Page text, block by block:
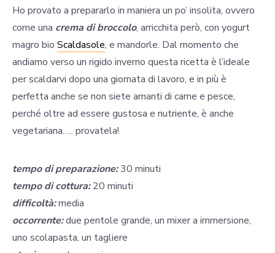
Ho provato a prepararlo in maniera un po’ insolita, ovvero
come una crema di broccolo, arricchita però, con yogurt
magro bio Scaldasole, e mandorle. Dal momento che
andiamo verso un rigido inverno questa ricetta è l’ideale
per scaldarvi dopo una giornata di lavoro, e in più è
perfetta anche se non siete amanti di carne e pesce,
perché oltre ad essere gustosa e nutriente, è anche
vegetariana….. provatela!
tempo di preparazione:30 minuti
tempo di cottura:20 minuti
difficoltà:media
occorrente:due pentole grande, un mixer a immersione,
uno scolapasta, un tagliere